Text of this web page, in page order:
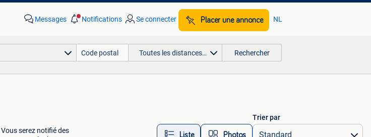
Messages Notifications Se connecter Placer une annonce NL
Toutes les distances… Rechercher
Vous serez notifié des
Liste Photos
Trier par